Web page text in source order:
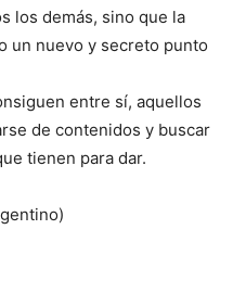
los demás, sino que la
un nuevo y secreto punto
entre sí, aquellos
de contenidos y buscar
tienen para dar.